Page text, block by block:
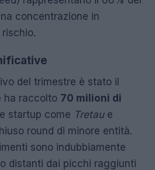
concentrazione in
del trimestre è stato il
ha raccolto 70 milioni di
startup come Tretaue
round di minore entità.
sono indubbiamente
distanti dai picchi raggiunti